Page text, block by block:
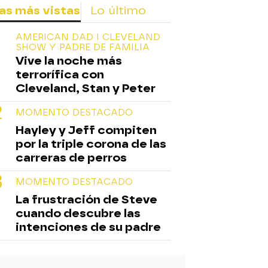
más vistas Lo último
AMERICAN DAD I CLEVELAND
SHOW Y PADRE DE FAMILIA
Vive la noche más
terrorífica con
Cleveland, Stan y Peter
MOMENTO DESTACADO
Hayley y Jeff compiten
por la triple corona de las
carreras de perros
MOMENTO DESTACADO
La frustración de Steve
cuando descubre las
intenciones de su padre